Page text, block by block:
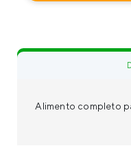
Alimento completo